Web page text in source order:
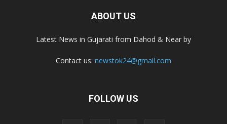
ABOUT US
Latest News in Gujarati from Dahod & Near by
Contact us: newstok24@gmail.com
FOLLOW US